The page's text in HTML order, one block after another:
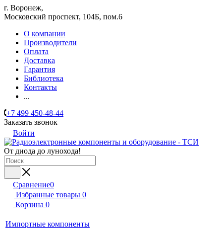
г. Воронеж,
​Московский проспект, 104Б, пом.6
О компании
Производители
Оплата
Доставка
Гарантия
Библиотека
Контакты
...
+7 499 450-48-44
Заказать звонок
Войти
От диода до лунохода!
Сравнение0
Избранные товары 0
Корзина 0
Импортные компоненты